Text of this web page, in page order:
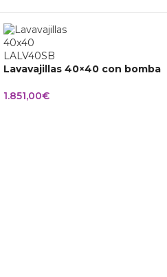
Lavavajillas 40×40 con bomba
1.851,00€